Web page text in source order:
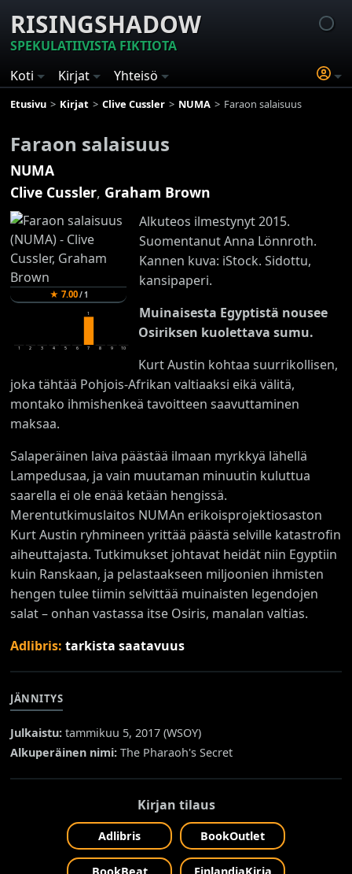
RISINGSHADOW
SPEKULATIIVISTA FIKTIOTA
Koti
Kirjat Yhteisö
Etusivu Kirjat Clive Cussler NUMA Faraon salaisuus
Faraon salaisuus
NUMA
Clive Cussler, Graham Brown
★ 7.00/1
1 2 3 4 5 6
1
7 8 9 10
Alkuteos ilmestynyt 2015.
Suomentanut Anna Lönnroth.
Kannen kuva: iStock. Sidottu,
kansipaperi.
Muinaisesta Egyptistä nousee
Osiriksen kuolettava sumu.
Kurt Austin kohtaa suurrikollisen,
joka tähtää Pohjois-Afrikan valtiaaksi eikä välitä,
montako ihmishenkeä tavoitteen saavuttaminen
maksaa.
Salaperäinen laiva päästää ilmaan myrkkyä lähellä
Lampedusaa, ja vain muutaman minuutin kuluttua
saarella ei ole enää ketään hengissä.
Merentutkimuslaitos NUMAn erikoisprojektiosaston
Kurt Austin ryhmineen yrittää päästä selville katastrofin
aiheuttajasta. Tutkimukset johtavat heidät niin Egyptiin
kuin Ranskaan, ja pelastaakseen miljoonien ihmisten
hengen tulee tiimin selvittää muinaisten legendojen
salat – onhan vastassa itse Osiris, manalan valtias.
Adlibris:tarkista saatavuus
JÄNNITYS
Julkaistu: tammikuu 5, 2017 (WSOY)
Alkuperäinen nimi: The Pharaoh's Secret
Kirjan tilaus
Adlibris BookOutlet
BookBeat FinlandiaKirja